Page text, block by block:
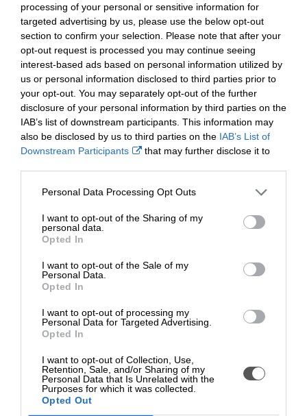
processing of your personal or sensitive information for
targeted advertising by us, please use the below opt-out
section to confirm your selection. Please note that after your
opt-out request is processed you may continue seeing
interest-based ads based on personal information utilized by
us or personal information disclosed to third parties prior to
your opt-out. You may separately opt-out of the further
disclosure of your personal information by third parties on the
IAB’s list of downstream participants. This information may
also be disclosed by us to third parties on the IAB’s List of
Downstream Participants
that may further disclose it to
Personal Data Processing Opt Outs
I want to opt-out of the Sharing of my
personal data.
Opted In
I want to opt-out of the Sale of my
Personal Data.
Opted In
I want to opt-out of processing my
Personal Data for Targeted Advertising.
Opted In
I want to opt-out of Collection, Use,
Retention, Sale, and/or Sharing of my
Personal Data that Is Unrelated with the
Purposes for which it was collected.
Opted Out
Gwnaeth y cyngor gais llwyddiannus i Lys y Goron i
adolygu amodau mechnïaeth Mr Evans ac, o ganlyniad,
cadwyd ef yn y ddalfa ar ddydd Gwener, 4 Hydref i aros
am y ddedfryd.
Gwnaeth y cyngor gais llwyddiannus i Lys y Goron i
adolygu amodau mechnïaeth Mr Evans o ganlyniad i hyn.
Cafodd Mr Evans ei gadw yn y ddalfa ar 4 Hydref i aros am
ei ddedfryd
Yn ei wrandawiad dedfrydu yn Llys y Goron Caerdydd
ddoe, cafodd Mr Evans ddedfryd o 30 wythnos o garchar,
wedi'i gohirio am 18 mis.
Cafodd orchymyn i wneud 120 awr o waith di-dâl, talu
gordal dioddefwr o £187, a chafodd ei wneud yn destun
gorchymyn ymddygiad troseddol interim.
Bydd gorchymyn ymddygiad troseddol llawn, yn ogystal â
chosbau ariannol a chostau i bob un o'r cynghorau dan
gynnar y flwyddyn nesaf.
Wrth wneud sylw ar y ddedfryd, dywedodd y Cynghorydd
Mandy Owen, Aelod Gweithredol dros yr Amgylchedd:
“Mae tipio’n drosedd amgylcheddol ddifrifol ac mae’n
costio swm sylweddol i drethdalwyr yn y gwaith clirio. Nid
yn unig y mae’n hyll, ond gall fod yn beryglus, yn enwedig i